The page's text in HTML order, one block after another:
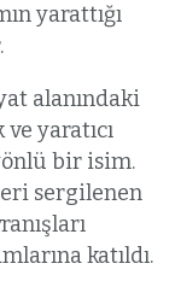
yarattığı
alanındaki
yaratıcı
bir isim.
sergilenen
katıldı.